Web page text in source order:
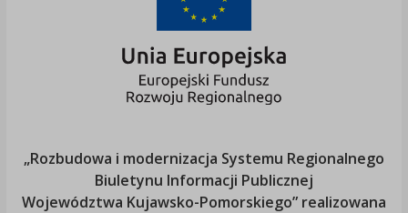
„Rozbudowa i modernizacja Systemu Regionalnego
Biuletynu Informacji Publicznej
Województwa Kujawsko-Pomorskiego” realizowana